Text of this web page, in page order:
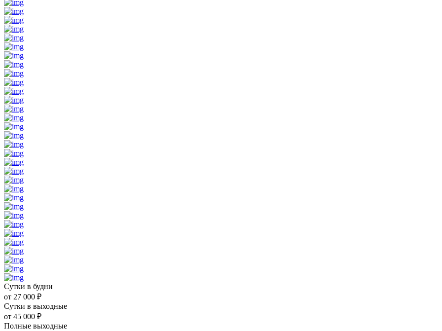
Сутки в будни
от 27 000 ₽
Сутки в выходные
от 45 000 ₽
Полные выходные